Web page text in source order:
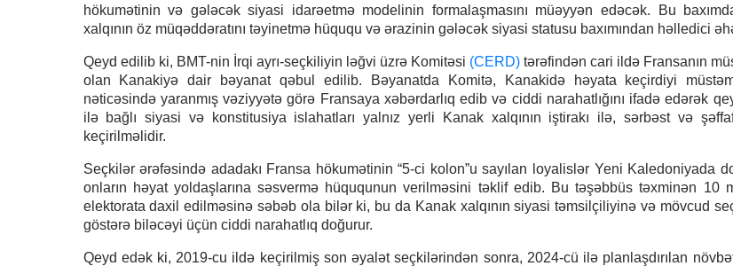
hökumətinin və gələcək siyasi idarəetmə modelinin formalaşmasını müəyyən edəcək. Bu
xalqının öz müqəddəratını təyinetmə hüququ və ərazinin gələcək siyasi statusu baxımından həlledici
Qeyd edilib ki, BMT-nin İrqi ayrı-seçkiliyin ləğvi üzrə Komitəsi (CERD)tərəfindən cari ildə Fransanın
olan Kanakiyə dair bəyanat qəbul edilib. Bəyanatda Komitə, Kanakidə həyata keçirdiyi
nəticəsində yaranmış vəziyyətə görə Fransaya xəbərdarlıq edib və ciddi narahatlığını ifadə edərək
ilə bağlı siyasi və konstitusiya islahatları yalnız yerli Kanak xalqının iştirakı ilə, sərbəst və
keçirilməlidir.
Seçkilər ərəfəsində adadakı Fransa hökumətinin “5-ci kolon”u sayılan loyalislər Yeni Kaledoniyada
onların həyat yoldaşlarına səsvermə hüququnun verilməsini təklif edib. Bu təşəbbüs təxminən 10
elektorata daxil edilməsinə səbəb ola bilər ki, bu da Kanak xalqının siyasi təmsilçiliyinə və mövcud
göstərə biləcəyi üçün ciddi narahatlıq doğurur.
Qeyd edək ki, 2019-cu ildə keçirilmiş son əyalət seçkilərindən sonra, 2024-cü ilə planlaşdırılan